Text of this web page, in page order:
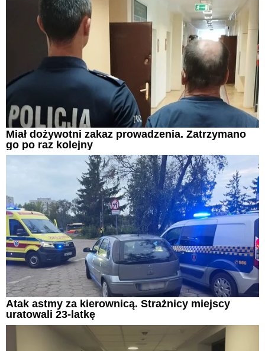
Miał dożywotni zakaz prowadzenia. Zatrzymano
go po raz kolejny
Atak astmy za kierownicą. Strażnicy miejscy
uratowali 23-latkę